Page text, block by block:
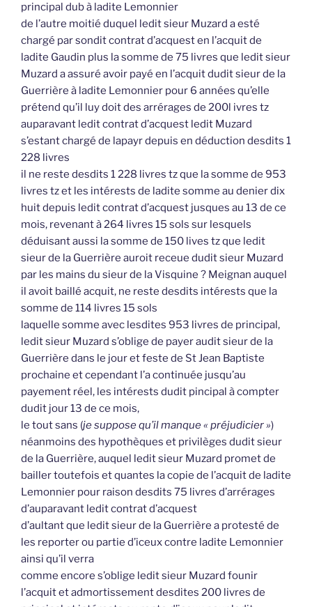
principal dub à ladite Lemonnier
de l’autre moitié duquel ledit sieur Muzard a esté
chargé par sondit contrat d’acquest en l’acquit de
ladite Gaudin plus la somme de 75 livres que ledit sieur
Muzard a assuré avoir payé en l’acquit dudit sieur de la
Guerrière à ladite Lemonnier pour 6 années qu’elle
prétend qu’il luy doit des arrérages de 200l ivres tz
auparavant ledit contrat d’acquest ledit Muzard
s’estant chargé de lapayr depuis en déduction desdits 1
228 livres
il ne reste desdits 1 228 livres tz que la somme de 953
livres tz et les intérests de ladite somme au denier dix
huit depuis ledit contrat d’acquest jusques au 13 de ce
mois, revenant à 264 livres 15 sols sur lesquels
déduisant aussi la somme de 150 lives tz que ledit
sieur de la Guerrière auroit receue dudit sieur Muzard
par les mains du sieur de la Visquine ? Meignan auquel
il avoit baillé acquit, ne reste desdits intérests que la
somme de 114 livres 15 sols
laquelle somme avec lesdites 953 livres de principal,
ledit sieur Muzard s’oblige de payer audit sieur de la
Guerrière dans le jour et feste de St Jean Baptiste
prochaine et cependant l’a continuée jusqu’au
payement réel, les intérests dudit pincipal à compter
dudit jour 13 de ce mois,
le tout sans (je suppose qu’il manque « préjudicier »)
néanmoins des hypothèques et privilèges dudit sieur
de la Guerrière, auquel ledit sieur Muzard promet de
bailler toutefois et quantes la copie de l’acquit de ladite
Lemonnier pour raison desdits 75 livres d’arrérages
d’auparavant ledit contrat d’acquest
d’aultant que ledit sieur de la Guerrière a protesté de
les reporter ou partie d’iceux contre ladite Lemonnier
ainsi qu’il verra
comme encore s’oblige ledit sieur Muzard founir
l’acquit et admortissement desdites 200 livres de